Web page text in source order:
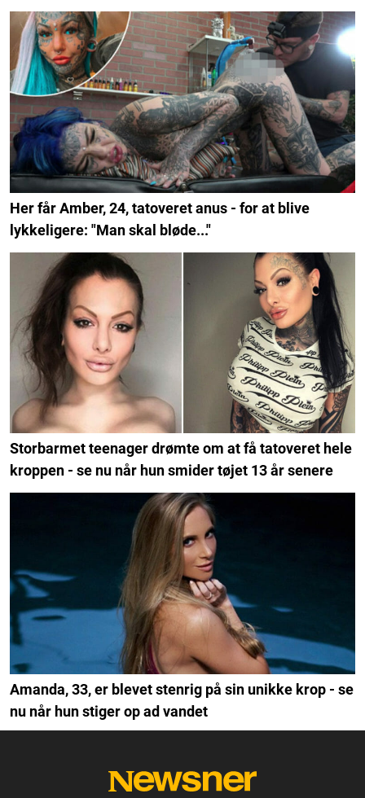
Her får Amber, 24, tatoveret anus - for at blive
lykkeligere: "Man skal bløde..."
Storbarmet teenager drømte om at få tatoveret hele
kroppen - se nu når hun smider tøjet 13 år senere
Amanda, 33, er blevet stenrig på sin unikke krop - se
nu når hun stiger op ad vandet